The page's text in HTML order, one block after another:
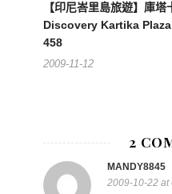
【印尼峇里島旅遊】庫
Discovery Kartika
458
2009-11-12
2
MANDY8845
2009-10-22 at